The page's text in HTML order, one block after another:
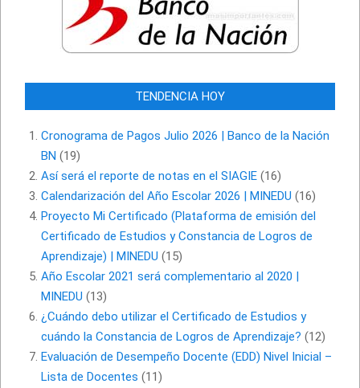
TENDENCIA HOY
Cronograma de Pagos Julio 2026 | Banco de la Nación
BN (19)
Así será el reporte de notas en el SIAGIE (16)
Calendarización del Año Escolar 2026 | MINEDU (16)
Proyecto Mi Certificado (Plataforma de emisión del
Certificado de Estudios y Constancia de Logros de
Aprendizaje) | MINEDU (15)
Año Escolar 2021 será complementario al 2020 |
MINEDU (13)
¿Cuándo debo utilizar el Certificado de Estudios y
cuándo la Constancia de Logros de Aprendizaje? (12)
Evaluación de Desempeño Docente (EDD) Nivel Inicial –
Lista de Docentes (11)